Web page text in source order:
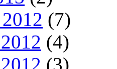
(7)
(4)
(3)